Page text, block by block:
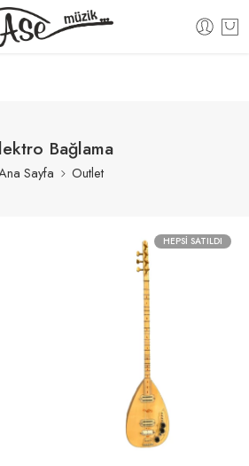
ALIŞVERİŞ 15 GÜN
Bağlama
Sayfa Outlet
HEPSI SATILDI